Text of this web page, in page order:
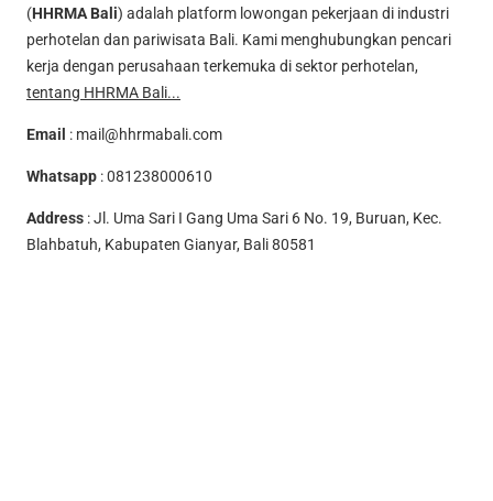
(HHRMA Bali) adalah platform lowongan pekerjaan di industri
perhotelan dan pariwisata Bali. Kami menghubungkan pencari
kerja dengan perusahaan terkemuka di sektor perhotelan,
tentang HHRMA Bali...
Email : mail@hhrmabali.com
Whatsapp :081238000610
Address : Jl. Uma Sari I Gang Uma Sari 6 No. 19, Buruan, Kec.
Blahbatuh, Kabupaten Gianyar, Bali 80581